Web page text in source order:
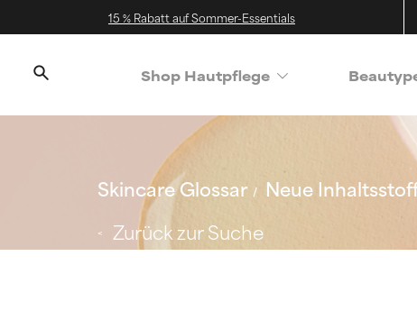
15 % Rabatt auf Sommer-Essentials
Shop Hautpflege
Skincare Glossar Neue
Zurück zur Suche